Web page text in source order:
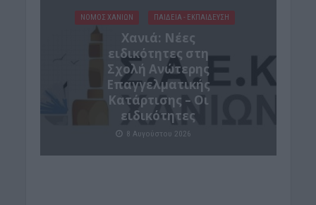
ΝΟΜΌΣ ΧΑΝΊΩΝ ΠΑΙΔΕΙΑ - ΕΚΠΑΙΔΕΥΣΗ
Χανιά: Νέες
ειδικότητες στη
Σχολή Ανώτερης
Επαγγελματικής
Κατάρτισης – Οι
ειδικότητες
8 Αυγούστου 2026